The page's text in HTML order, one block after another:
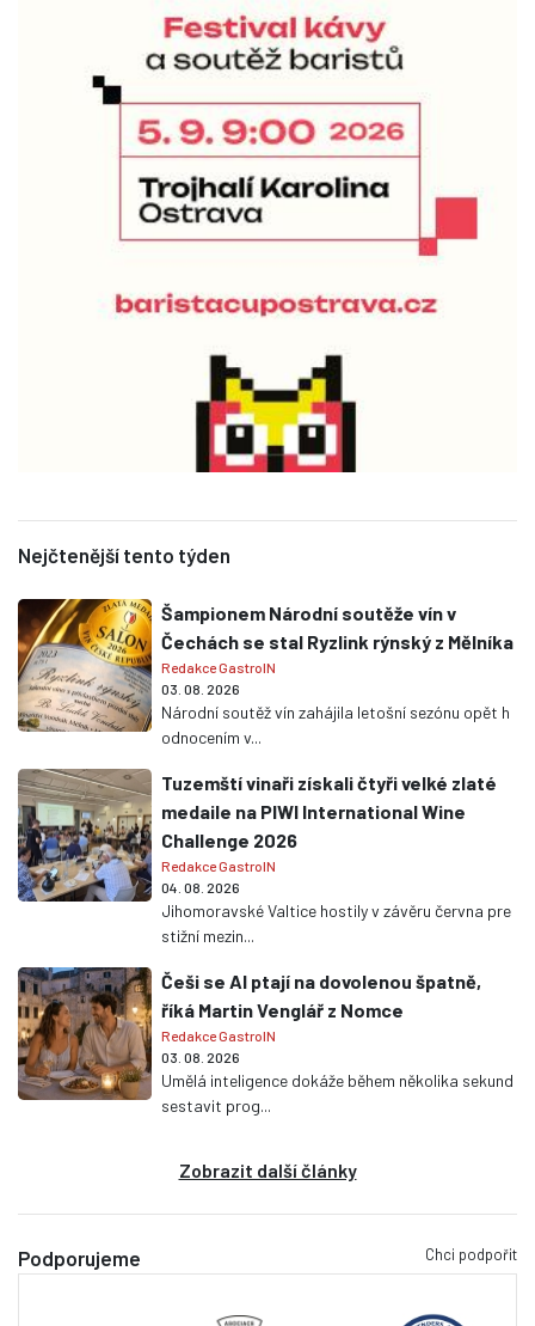
Nejčtenější tento týden
Šampionem Národní soutěže vín v
Čechách se stal Ryzlink rýnský z Mělníka
Redakce GastroIN
03. 08. 2026
Národní soutěž vín zahájila letošní sezónu opět h
odnocením v...
Tuzemští vinaři získali čtyři velké zlaté
medaile na PIWI International Wine
Challenge 2026
Redakce GastroIN
04. 08. 2026
Jihomoravské Valtice hostily v závěru června pre
stižní mezin...
Češi se AI ptají na dovolenou špatně,
říká Martin Venglář z Nomce
Redakce GastroIN
03. 08. 2026
Umělá inteligence dokáže během několika sekund
sestavit prog...
Zobrazit další články
Podporujeme Chci podpořit